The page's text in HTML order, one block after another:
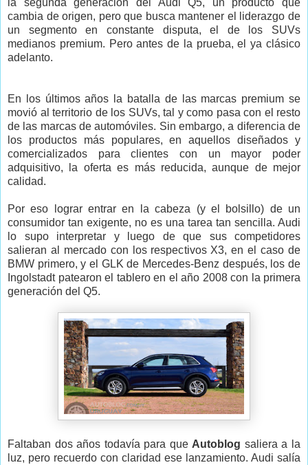
la segunda generación del Audi Q5, un producto que
cambia de origen, pero que busca mantener el liderazgo de
un segmento en constante disputa, el de los SUVs
medianos premium. Pero antes de la prueba, el ya clásico
adelanto.
En los últimos años la batalla de las marcas premium se
movió al territorio de los SUVs, tal y como pasa con el resto
de las marcas de automóviles. Sin embargo, a diferencia de
los productos más populares, en aquellos diseñados y
comercializados para clientes con un mayor poder
adquisitivo, la oferta es más reducida, aunque de mejor
calidad.
Por eso lograr entrar en la cabeza (y el bolsillo) de un
consumidor tan exigente, no es una tarea tan sencilla. Audi
lo supo interpretar y luego de que sus competidores
salieran al mercado con los respectivos X3, en el caso de
BMW primero, y el GLK de Mercedes-Benz después, los de
Ingolstadt patearon el tablero en el año 2008 con la primera
generación del Q5.
Faltaban dos años todavía para queAutoblog saliera a la
luz, pero recuerdo con claridad ese lanzamiento. Audi salía